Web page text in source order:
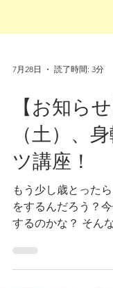
【お知ら
（土）、身
ツ講座！
もう少し歳とった
をするんだろう？
するのかな？ そん